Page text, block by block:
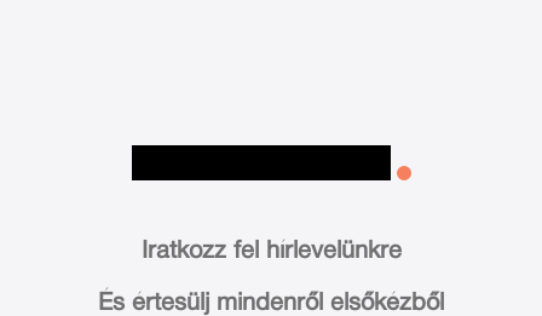
Iratkozz fel hírlevelünkre
És értesülj mindenről elsőkézből